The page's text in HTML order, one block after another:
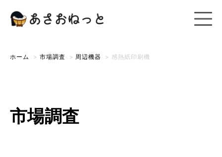
ホーム > 市場調査 > 周辺機器 > 感熱紙印刷機
市場調査